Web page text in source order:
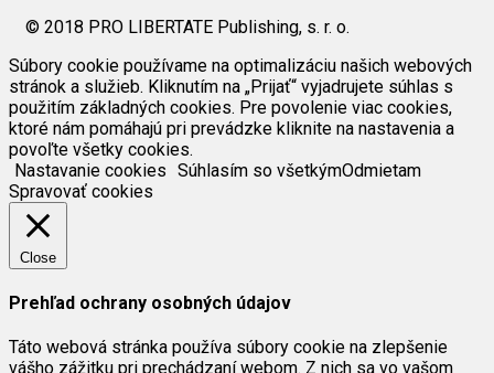
© 2018 PRO LIBERTATE Publishing, s. r. o.
Súbory cookie používame na optimalizáciu našich webových
stránok a služieb. Kliknutím na „Prijať“ vyjadrujete súhlas s
použitím základných cookies. Pre povolenie viac cookies,
ktoré nám pomáhajú pri prevádzke kliknite na nastavenia a
povoľte všetky cookies.
Nastavanie cookies Súhlasím so všetkýmOdmietam
Spravovať cookies
Close
Prehľad ochrany osobných údajov
Táto webová stránka používa súbory cookie na zlepšenie
vášho zážitku pri prechádzaní webom. Z nich sa vo vašom